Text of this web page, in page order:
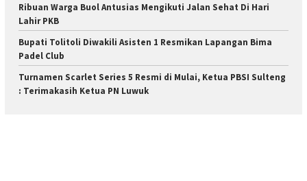
Ribuan Warga Buol Antusias Mengikuti Jalan Sehat Di Hari
Lahir PKB
Bupati Tolitoli Diwakili Asisten 1 Resmikan Lapangan Bima
Padel Club
Turnamen Scarlet Series 5 Resmi di Mulai, Ketua PBSI Sulteng
: Terimakasih Ketua PN Luwuk